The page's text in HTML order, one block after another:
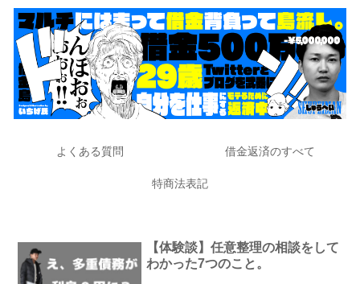
よくある質問 借金返済のすべて
特商法表記
【体験談】任意整理の相談をして
わかった7つのこと。